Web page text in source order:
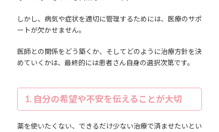
しかし、病気や症状を適切に管理するためには、医療のサポ
ートが欠かせません。
医師との関係をどう築くか、そしてどのように治療方針を決
めていくかは、最終的には患者さん自身の選択次第です。
1. 自分の希望や不安を伝えることが大切
薬を使いたくない、できるだけ少ない治療で済ませたいとい